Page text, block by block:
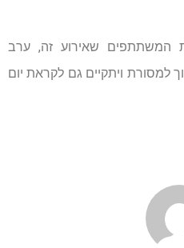
המשתתפים שאירוע זה, ערב
למסורת ויתקיים גם לקראת יום